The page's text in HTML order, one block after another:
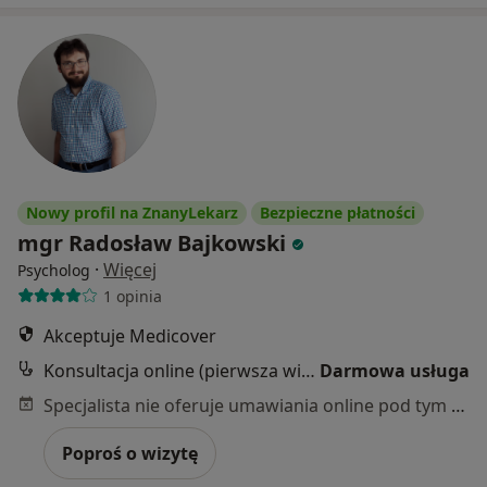
Nowy profil na ZnanyLekarz Bezpieczne płatności
mgr Radosław Bajkowski
Psycholog · Więcej
1 opinia
Akceptuje Medicover
Konsultacja online (pierwsza wizyta) Darmowa usługa
Specjalista nie oferuje umawiania online pod tym adresem.
Poproś o wizytę